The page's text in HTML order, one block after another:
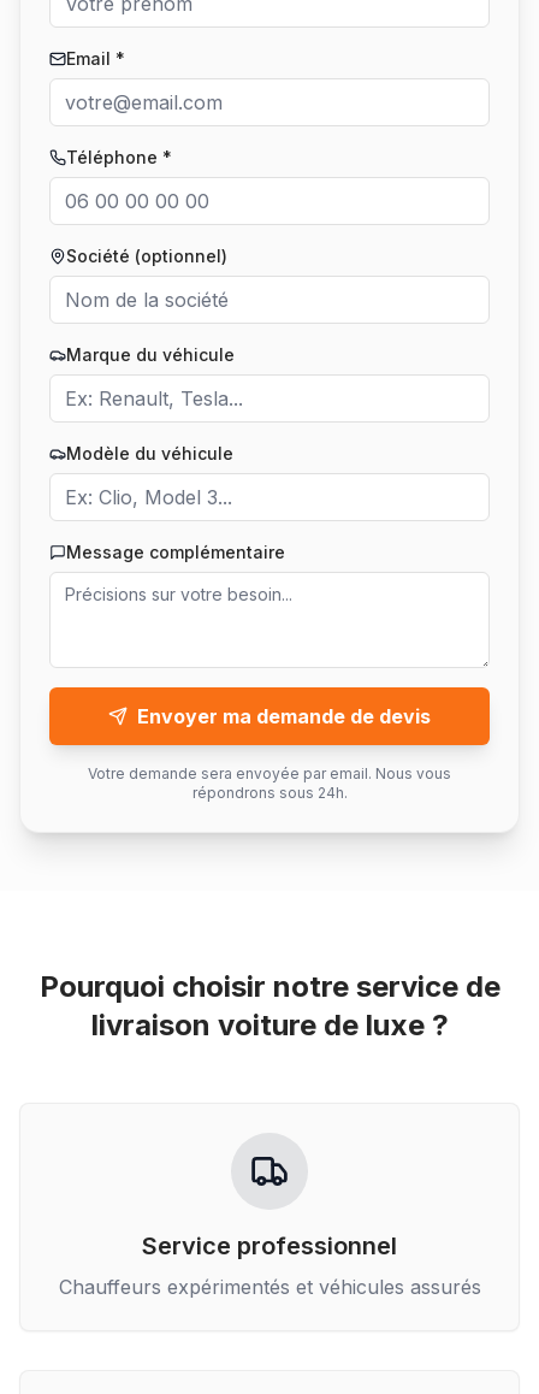
Email *
Téléphone *
Société (optionnel)
Marque du véhicule
Modèle du véhicule
Message complémentaire
Envoyer ma demande de devis
Votre demande sera envoyée par email. Nous vous
répondrons sous 24h.
Pourquoi choisir notre service de
livraison voiture de luxe?
Service professionnel
Chauffeurs expérimentés et véhicules assurés